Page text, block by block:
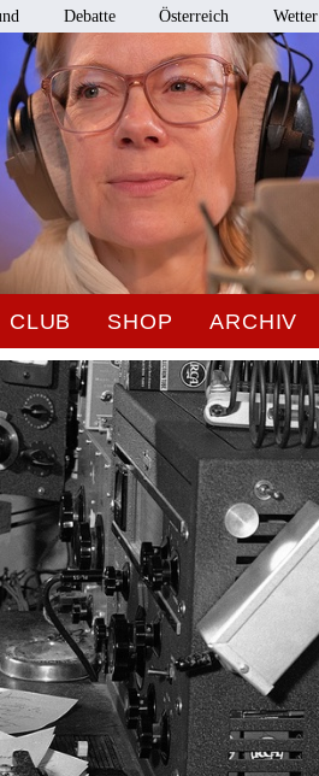
Debatte Österreich Wetter
CLUB SHOP ARCHIV